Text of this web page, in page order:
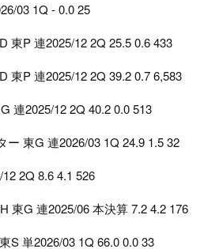
03 1Q - 0.0 25
東P 連2025/12 2Q 25.5 0.6 433
東P 連2025/12 2Q 39.2 0.7 6,583
連2025/12 2Q 40.2 0.0 513
ー 東G 連2026/03 1Q 24.9 1.5 32
2Q 8.6 4.1 526
東G 連2025/06 本決算 7.2 4.2 176
S 単2026/03 1Q 66.0 0.0 33